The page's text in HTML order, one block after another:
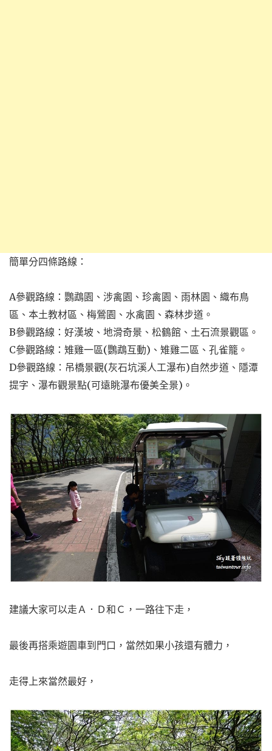
簡單分四條路線：
A參觀路線：鸚鵡園、涉禽園、珍禽園、雨林園、織布鳥
區、本土教材區、梅鶯園、水禽園、森林步道。
B參觀路線：好漢坡、地滑奇景、松鶴館、土石流景觀區。
C參觀路線：雉雞一區(鸚鵡互動)、雉雞二區、孔雀籠。
D參觀路線：吊橋景觀(灰石坑溪人工瀑布)自然步道、隱潭
提字、瀑布觀景點(可遠眺瀑布優美全景)。
建議大家可以走Ａ．Ｄ和Ｃ，一路往下走，
最後再搭乘遊園車到門口，當然如果小孩還有體力，
走得上來當然最好，